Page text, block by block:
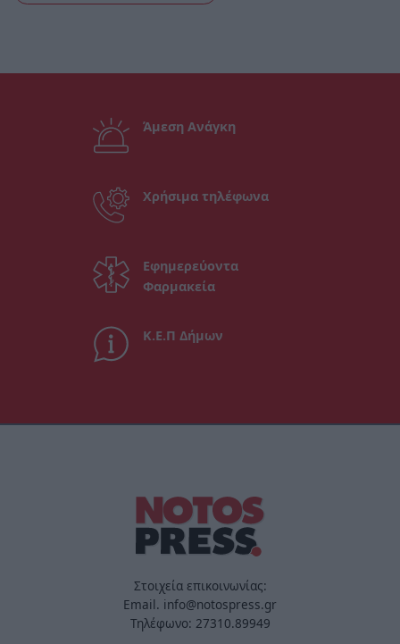
Άμεση Ανάγκη
Χρήσιμα τηλέφωνα
Εφημερεύοντα
Φαρμακεία
Κ.Ε.Π Δήμων
Στοιχεία επικοινωνίας:
Email. info@notospress.gr
Τηλέφωνο: 27310.89949